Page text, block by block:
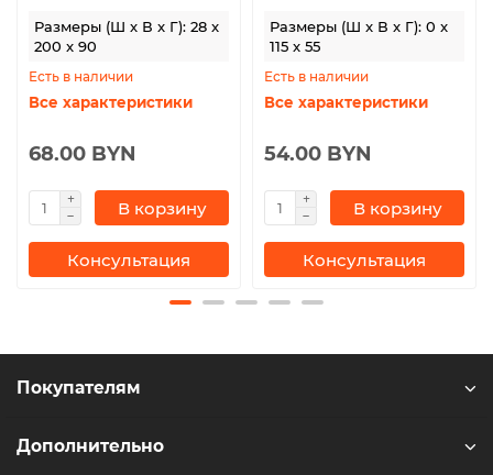
Размеры (Ш x В x Г): 28 x
200 x 90
Есть в наличии
Все характеристики
68.00 BYN
В корзину
Консультация
Размеры (Ш x В x Г): 0 x
115 x 55
Есть в наличии
Все характеристики
54.00 BYN
В корзину
Консультация
Покупателям
Дополнительно